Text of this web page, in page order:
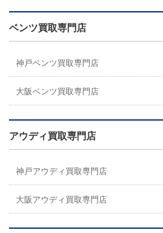
ベンツ買取専門店
神戸ベンツ買取専門店
大阪ベンツ買取専門店
アウディ買取専門店
神戸アウディ買取専門店
大阪アウディ買取専門店